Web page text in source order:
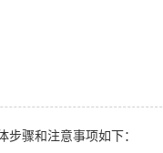
骤和注意事项如下：